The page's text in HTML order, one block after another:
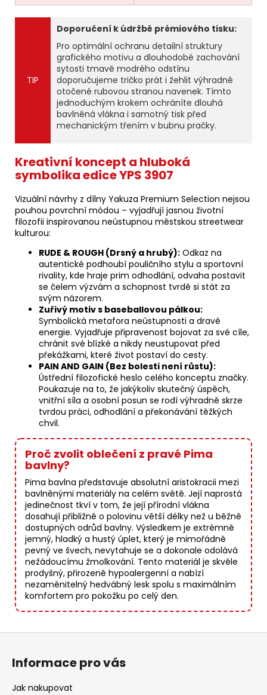
TIP
Doporučení k údržbě prémiového tisku:
Pro optimální ochranu detailní struktury
grafického motivu a dlouhodobé zachování
sytosti tmavě modrého odstínu
doporučujeme tričko prát i žehlit výhradně
otočené rubovou stranou navenek. Tímto
jednoduchým krokem ochráníte dlouhá
bavlněná vlákna i samotný tisk před
mechanickým třením v bubnu pračky.
Kreativní koncept a hluboká
symbolika edice YPS 3907
Vizuální návrhy z dílny Yakuza Premium Selection nejsou
pouhou povrchní módou – vyjadřují jasnou životní
filozofii inspirovanou neústupnou městskou streetwear
kulturou:
RUDE & ROUGH (Drsný a hrubý): Odkaz na
autentické podhoubí pouličního stylu a sportovní
rivality, kde hraje prim odhodlání, odvaha postavit
se čelem výzvám a schopnost tvrdě si stát za
svým názorem.
Zuřivý motiv s baseballovou pálkou:
Symbolická metafora neústupnosti a dravé
energie. Vyjadřuje připravenost bojovat za své cíle,
chránit své blízké a nikdy neustupovat před
překážkami, které život postaví do cesty.
PAIN AND GAIN (Bez bolesti není růstu):
Ústřední filozofické heslo celého konceptu značky.
Poukazuje na to, že jakýkoliv skutečný úspěch,
vnitřní síla a osobní posun se rodí výhradně skrze
tvrdou práci, odhodlání a překonávání těžkých
chvil.
Proč zvolit oblečení z pravé Pima
bavlny?
Pima bavlna představuje absolutní aristokracii mezi
bavlněnými materiály na celém světě. Její naprostá
jedinečnost tkví v tom, že její přírodní vlákna
dosahují přibližně o polovinu větší délky než u běžně
dostupných odrůd bavlny. Výsledkem je extrémně
jemný, hladký a hustý úplet, který je mimořádně
pevný ve švech, nevytahuje se a dokonale odolává
nežádoucímu žmolkování. Tento materiál je skvěle
prodyšný, přirozeně hypoalergenní a nabízí
nezaměnitelný hedvábný lesk spolu s maximálním
komfortem pro pokožku po celý den.
Informace pro vás
Jak nakupovat